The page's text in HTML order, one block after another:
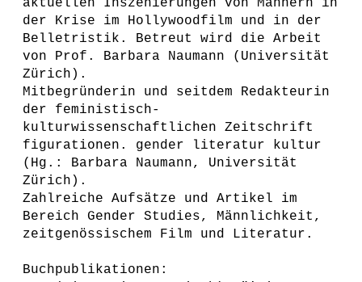
aktuellen Inszenierungen von Männern in
der Krise im Hollywoodfilm und in der
Belletristik. Betreut wird die Arbeit
von Prof. Barbara Naumann (Universität
Zürich).
Mitbegründerin und seitdem Redakteurin
der feministisch-
kulturwissenschaftlichen Zeitschrift
figurationen. gender literatur kultur
(Hg.: Barbara Naumann, Universität
Zürich).
Zahlreiche Aufsätze und Artikel im
Bereich Gender Studies, Männlichkeit,
zeitgenössischem Film und Literatur.
Buchpublikationen: